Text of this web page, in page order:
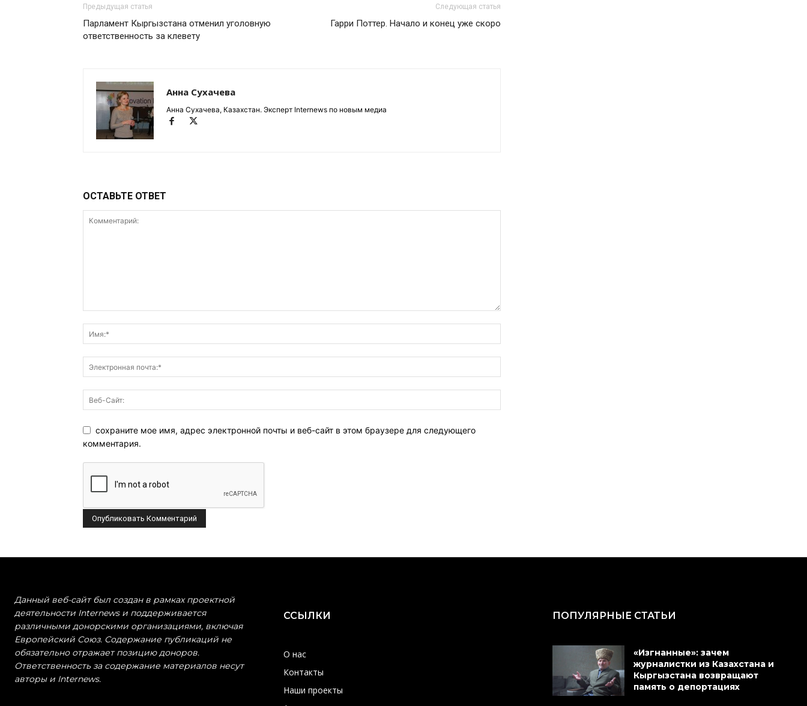
Предыдущая статья
Парламент Кыргызстана отменил уголовную
ответственность за клевету
Следующая статья
Гарри Поттер. Начало и конец уже скоро
Анна Сухачева
Анна Сухачева, Казахстан. Эксперт Internews по новым медиа
ОСТАВЬТЕ ОТВЕТ
сохраните мое имя, адрес электронной почты и веб-сайт в этом браузере для следующего
комментария.
Данный веб-сайт был создан в рамках проектной
деятельности Internews и поддерживается
различными донорскими организациями, включая
Европейский Союз. Содержание публикаций не
обязательно отражает позицию доноров.
Ответственность за содержание материалов несут
авторы и Internews.
ССЫЛКИ
О нас
Контакты
Наши проекты
ПОПУЛЯРНЫЕ СТАТЬИ
«Изгнанные»: зачем
журналистки из Казахстана и
Кыргызстана возвращают
память о депортациях